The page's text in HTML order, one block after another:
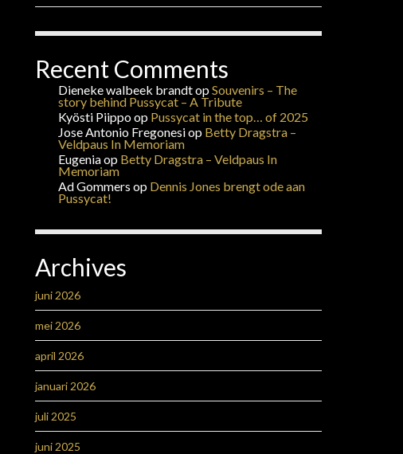
Recent Comments
Dieneke walbeek brandtopSouvenirs – The
story behind Pussycat – A Tribute
Kyösti Piippoop Pussycat in the top… of 2025
Jose Antonio Fregonesiop Betty Dragstra –
Veldpaus In Memoriam
Eugeniaop Betty Dragstra – Veldpaus In
Memoriam
Ad Gommers op Dennis Jones brengt ode aan
Pussycat!
Archives
juni 2026
mei 2026
april 2026
januari 2026
juli 2025
juni 2025